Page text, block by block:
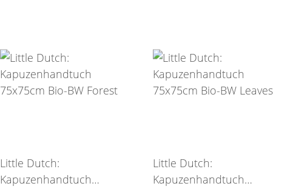
Little Dutch:
Kapuzenhandtuch
Little Dutch:
Kapuzenhandtuch